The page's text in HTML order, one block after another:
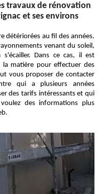
travaux de rénovation
et ses environs
détériorées au fil des années.
venant du soleil,
Dans ce cas, il est
la matière pour effectuer des
vous proposer de contacter
qui a plusieurs années
des tarifs intéressants et qui
des informations plus